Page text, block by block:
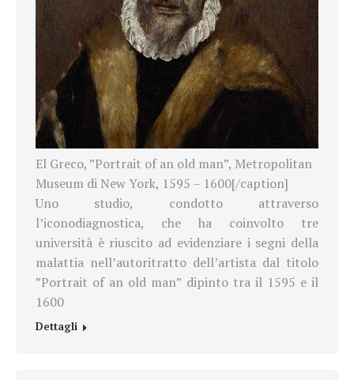
El Greco, ”Portrait of an old man”, Metropolitan
Museum di New York, 1595 – 1600[/caption]
Uno studio, condotto attraverso
l’iconodiagnostica, che ha coinvolto tre
università è riuscito ad evidenziare i segni della
malattia nell’autoritratto dell’artista dal titolo
”Portrait of an old man” dipinto tra il 1595 e il
1600
Dettagli